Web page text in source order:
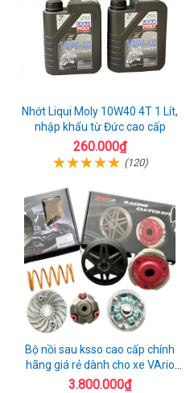
Nhớt Liqui Moly 10W40 4T 1 Lít,
nhập khẩu từ Đức cao cấp
260.000₫
(120)
Bộ nồi sau ksso cao cấp chính
hãng giá rẻ dành cho xe VArio
160
3.800.000₫